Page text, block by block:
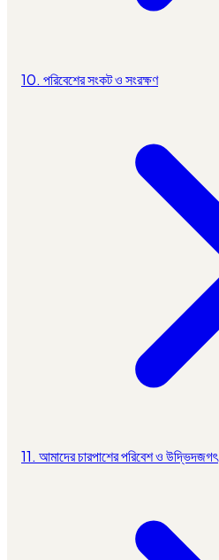
10. পরিবেশের সংকট ও সংরক্ষণ
11. আমাদের চারপাশের পরিবেশ ও উদ্ভিদজগৎ